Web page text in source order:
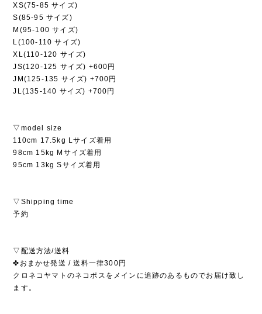
XS(75-85 サイズ)
S(85-95 サイズ)
M(95-100 サイズ)
L(100-110 サイズ)
XL(110-120 サイズ)
JS(120-125 サイズ) +600円
JM(125-135 サイズ) +700円
JL(135-140 サイズ) +700円
▽model size
110cm 17.5kg Lサイズ着用
98cm 15kg Mサイズ着用
95cm 13kg Sサイズ着用
▽Shipping time
予約
▽配送方法/送料
✤おまかせ発送 / 送料一律300円
クロネコヤマトのネコポスをメインに追跡のあるものでお届け致し
ます。